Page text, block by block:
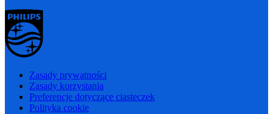
Zasady prywatności
Zasady korzystania
Preferencje dotyczące ciasteczek
Polityka cookie